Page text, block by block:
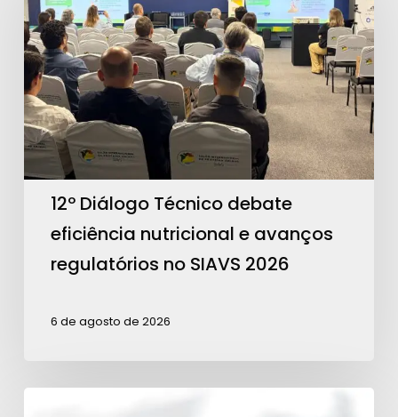
Técnico
debate
eficiência
nutricional
e
avanços
regulatórios
12º Diálogo Técnico debate
eficiência nutricional e avanços
regulatórios no SIAVS 2026
6 de agosto de 2026